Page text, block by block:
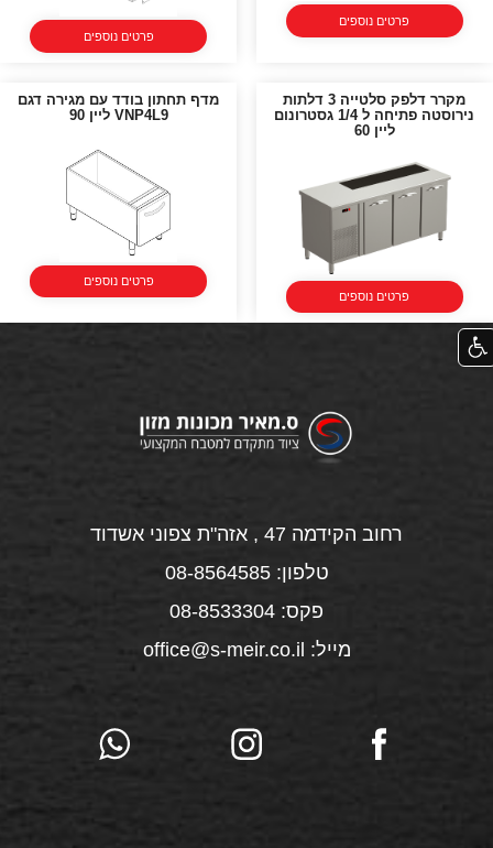
פרטים נוספים
פרטים נוספים
מקרר דלפק סלטייה 3 דלתות
נירוסטה פתיחה ל 1/4 גסטרונום
ליין 60
פרטים נוספים
מדף תחתון בודד עם מגירה דגם
VNP4L9 ליין 90
פרטים נוספים
רחוב הקידמה 47 , אזה"ת צפוני אשדוד
טלפון: 08-8564585
פקס: 08-8533304
מייל: office@s-meir.co.il